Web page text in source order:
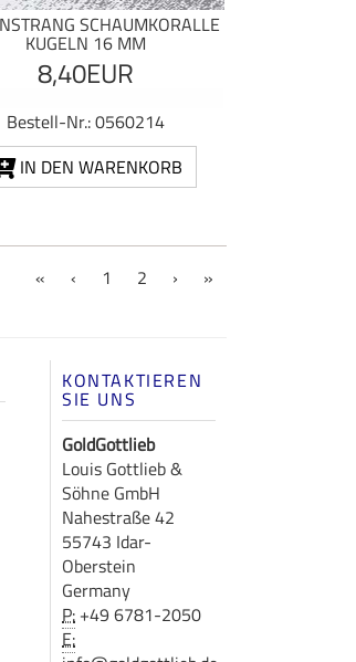
SCHAUMKORALLE
KUGELN 16 MM
8,40EUR
Bestell-Nr.: 0560214
IN DEN WARENKORB
« ‹ 1 (current)
2 › »
KONTAKTIEREN
SIE UNS
GoldGottlieb
Louis Gottlieb &
Söhne GmbH
Nahestraße 42
55743 Idar-
Oberstein
Germany
P: +49 6781-2050
E: